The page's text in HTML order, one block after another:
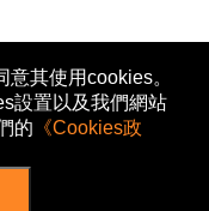
其使用cookies。
設置以及我們網站
的 《Cookies政